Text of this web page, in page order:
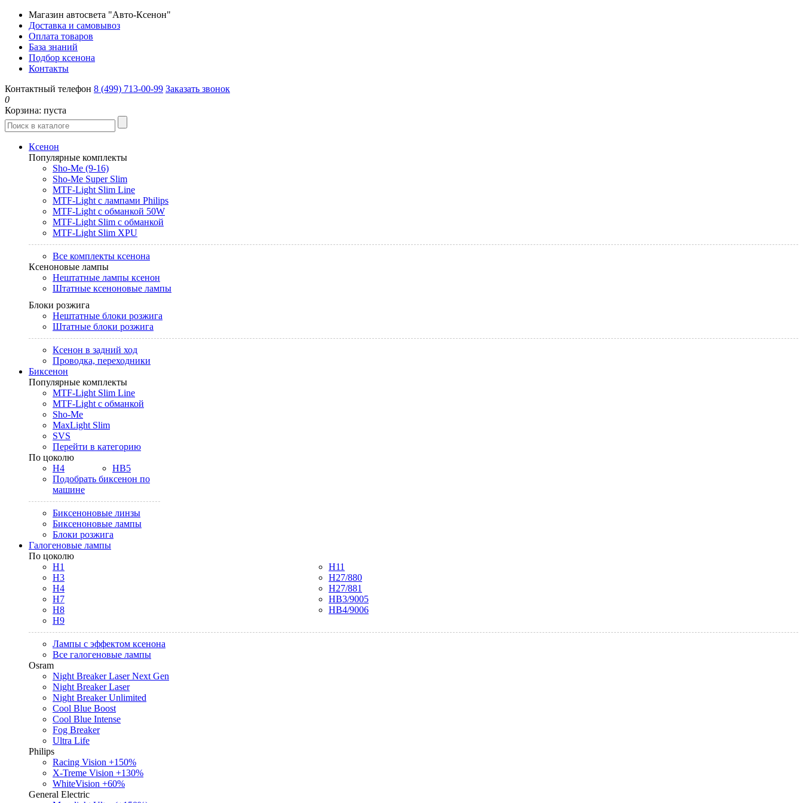
Магазин автосвета "Авто-Ксенон"
Доставка и самовывоз
Оплата товаров
База знаний
Подбор ксенона
Контакты
Контактный телефон 8 (499) 713-00-99 Заказать звонок
0
Корзина: пуста
Ксенон
Популярные комплекты
Sho-Me (9-16)
Sho-Me Super Slim
MTF-Light Slim Line
MTF-Light с лампами Philips
MTF-Light с обманкой 50W
MTF-Light Slim с обманкой
MTF-Light Slim XPU
Все комплекты ксенона
Ксеноновые лампы
Нештатные лампы ксенон
Штатные ксеноновые лампы
Блоки розжига
Нештатные блоки розжига
Штатные блоки розжига
Ксенон в задний ход
Проводка, переходники
Биксенон
Популярные комплекты
MTF-Light Slim Line
MTF-Light с обманкой
Sho-Me
MaxLight Slim
SVS
Перейти в категорию
По цоколю
H4
HB5
Подобрать биксенон по
машине
Биксеноновые линзы
Биксеноновые лампы
Блоки розжига
Галогеновые лампы
По цоколю
H1
H3
H4
H7
H8
H9
H11
H27/880
H27/881
HB3/9005
HB4/9006
Лампы с эффектом ксенона
Все галогеновые лампы
Osram
Night Breaker Laser Next Gen
Night Breaker Laser
Night Breaker Unlimited
Cool Blue Boost
Cool Blue Intense
Fog Breaker
Ultra Life
Philips
Racing Vision +150%
X-Treme Vision +130%
WhiteVision +60%
General Electric